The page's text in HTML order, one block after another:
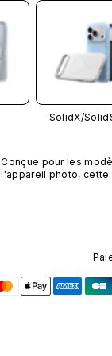
SolidX/
Conçue pour les
l'appareil photo, cette